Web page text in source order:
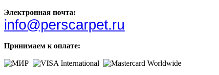
Электронная почта:
info@perscarpet.ru
Принимаем к оплате: